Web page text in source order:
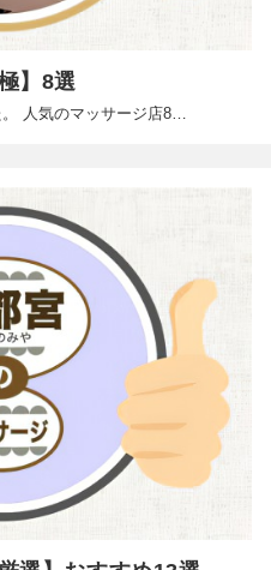
】8選
人気のマッサージ店8…